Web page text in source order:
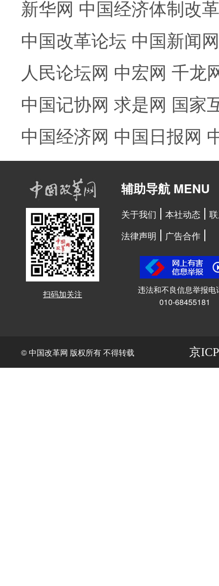
新华网 中国经济体制改
中国改革论坛 中国新闻网
人民论坛网 中宏网 千龙
中国记协网 求是网 国家
中国经济网 中国日报网
扫码加关注
辅助导航 MENU
关于我们 本社动态
法律声明
广告合作
违法和不良信息举报电
010-68455181
© 中国改革网 版权所有 不得转载 京